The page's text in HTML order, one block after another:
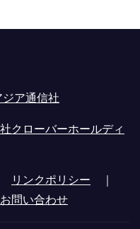
ア通信社
クローバーホールディ
リンクポリシー ｜
お問い合わせ